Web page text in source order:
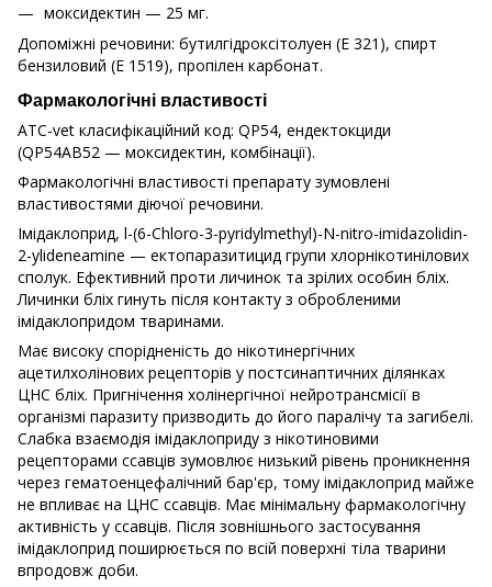
моксидектин — 25 мг.
Допоміжні речовини: бутилгідроксітолуен (Е 321), спирт
бензиловий (Е 1519), пропілен карбонат.
Фармакологічні властивості
ATC-vet класифікаційний код: QP54, ендектокциди
(QP54AB52 — моксидектин, комбінації).
Фармакологічні властивості препарату зумовлені
властивостями діючої речовини.
Імідаклоприд, l-(6-Chloro-3-pyridylmethyl)-N-nitro-imidazolidin-
2-ylideneamine — ектопаразитицид групи хлорнікотинілових
сполук. Ефективний проти личинок та зрілих особин бліх.
Личинки бліх гинуть після контакту з обробленими
імідаклопридом тваринами.
Має високу спорідненість до нікотинергічних
ацетилхолінових рецепторів у постсинаптичних ділянках
ЦНС бліх. Пригнічення холінергічної нейротрансмісії в
організмі паразиту призводить до його паралічу та загибелі.
Слабка взаємодія імідаклоприду з нікотиновими
рецепторами ссавців зумовлює низький рівень проникнення
через гематоенцефалічний бар'єр, тому імідаклоприд майже
не впливає на ЦНС ссавців. Має мінімальну фармакологічну
активність у ссавців. Після зовнішнього застосування
імідаклоприд поширюється по всій поверхні тіла тварини
впродовж доби.